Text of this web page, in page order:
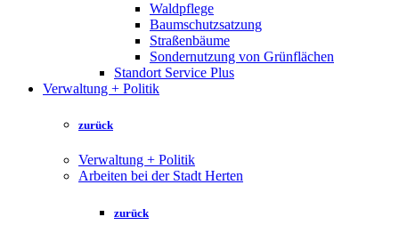
Waldpflege
Baumschutzsatzung
Straßenbäume
Sondernutzung von Grünflächen
Standort Service Plus
Verwaltung + Politik
zurück
Verwaltung + Politik
Arbeiten bei der Stadt Herten
zurück